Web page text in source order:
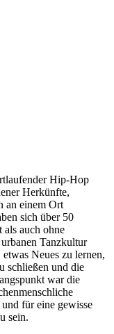
Hip-Hop
Herkünfte,
an einem Ort
sich über 50
auch ohne
Tanzkultur
Neues zu lernen,
schließen und die
war die
für eine gewisse
sein.